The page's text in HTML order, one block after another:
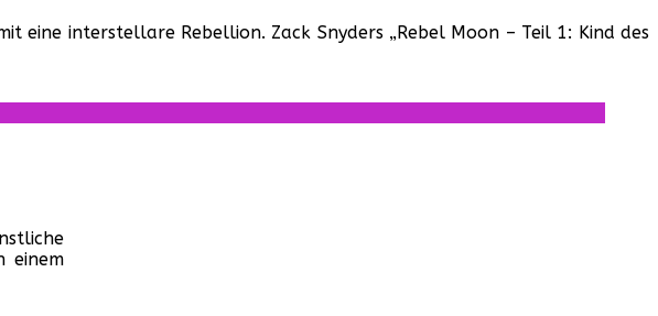
eine interstellare Rebellion. Zack Snyders „Rebel Moon – Teil 1: Kind des
einem